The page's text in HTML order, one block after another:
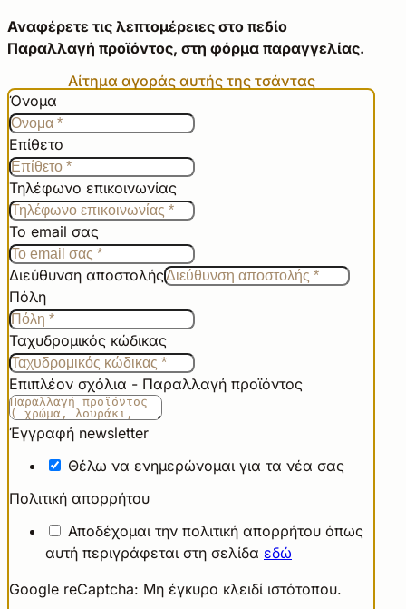
Αναφέρετε τις λεπτομέρειες στο πεδίο
Παραλλαγή προϊόντος, στη φόρμα παραγγελίας.
Αίτημα αγοράς αυτής της τσάντας
Όνομα
Επίθετο
Τηλέφωνο επικοινωνίας
Το email σας
Διεύθυνση αποστολής
Πόλη
Ταχυδρομικός κώδικας
Επιπλέον σχόλια - Παραλλαγή προϊόντος
Έγγραφή newsletter
Θέλω να ενημερώνομαι για τα νέα σας
Πολιτική απορρήτου
Αποδέχομαι την πολιτική απορρήτου όπως
αυτή περιγράφεται στη σελίδα εδώ
Google reCaptcha: Μη έγκυρο κλειδί ιστότοπου.